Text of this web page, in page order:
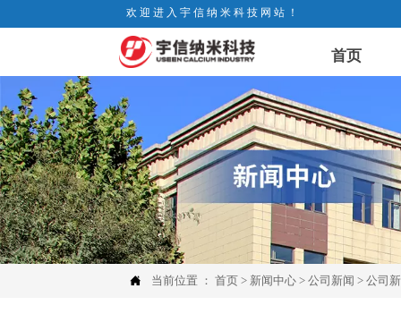
欢迎进入宇信纳米科技网站！
首页
 当前位置 ：首页 > 新闻中心 >公司新闻 >公司